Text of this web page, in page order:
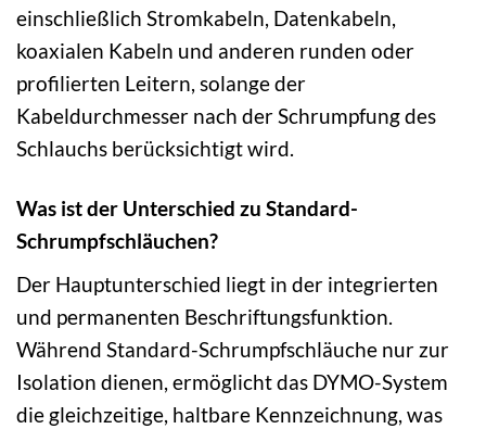
einschließlich Stromkabeln, Datenkabeln,
koaxialen Kabeln und anderen runden oder
profilierten Leitern, solange der
Kabeldurchmesser nach der Schrumpfung des
Schlauchs berücksichtigt wird.
Was ist der Unterschied zu Standard-
Schrumpfschläuchen?
Der Hauptunterschied liegt in der integrierten
und permanenten Beschriftungsfunktion.
Während Standard-Schrumpfschläuche nur zur
Isolation dienen, ermöglicht das DYMO-System
die gleichzeitige, haltbare Kennzeichnung, was